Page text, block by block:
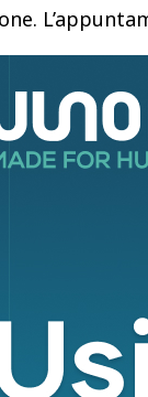
con
un taglio da
raccontando
un gold
dalla voce di
bene
un marchio
collega al